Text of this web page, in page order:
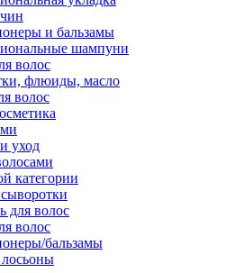
и бальзамы
шампуни
волос
флюиды, масло
волос
уход
категории
для волос
волос
бальзамы